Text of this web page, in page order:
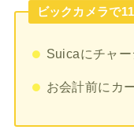
ビックカメラで
Suicaにチャ
お会計前にカ